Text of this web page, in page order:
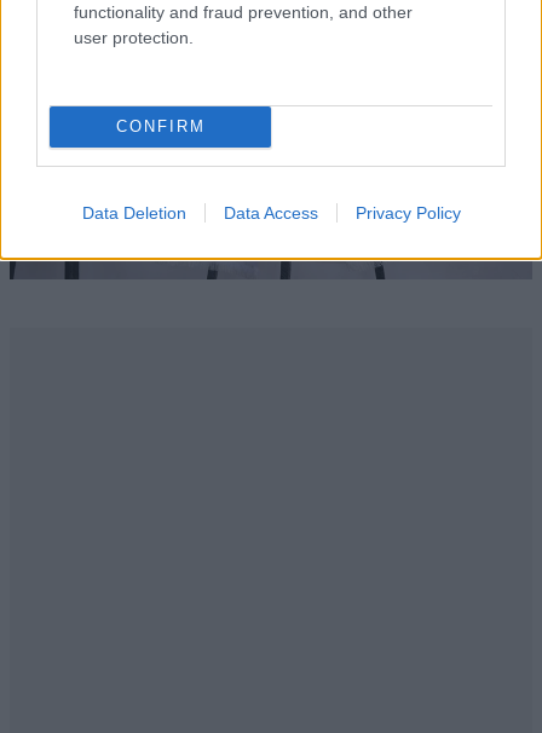
functionality and fraud prevention, and other
user protection.
CONFIRM
Data Deletion Data Access Privacy Policy